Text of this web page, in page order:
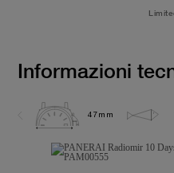
Informazioni
47mm